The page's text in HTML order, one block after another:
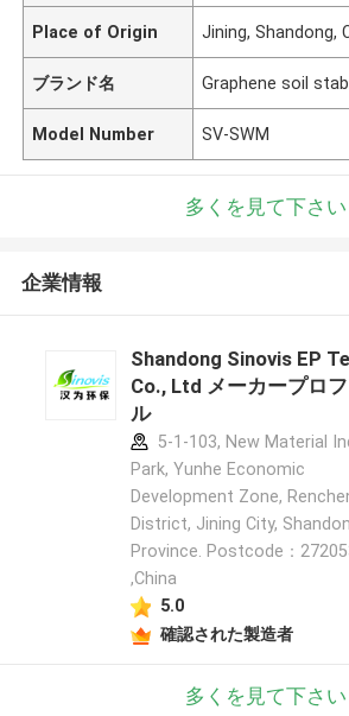
Place of Origin Jining, Shandong,
ブランド名 Graphene soil
Model Number SV-SWM
多くを見て下さい
企業情報
Shandong Sinovis EP
Co., Ltd メーカープロ
ル
5-1-103, New Material
Park, Yunhe Economic
Development Zone,
District, Jining City,
Province. Postcode：
,China
5.0
確認された製造者
多くを見て下さい